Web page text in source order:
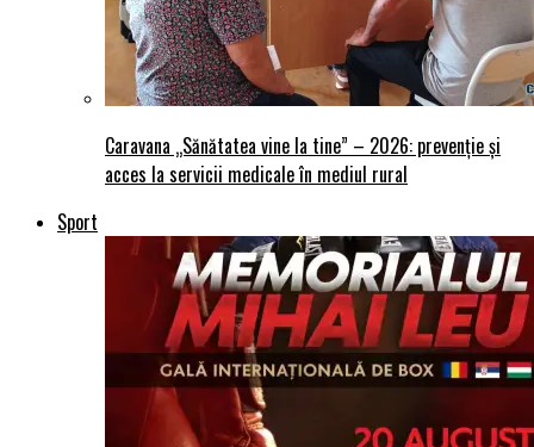
Caravana „Sănătatea vine la tine” – 2026: prevenție și
acces la servicii medicale în mediul rural
Sport